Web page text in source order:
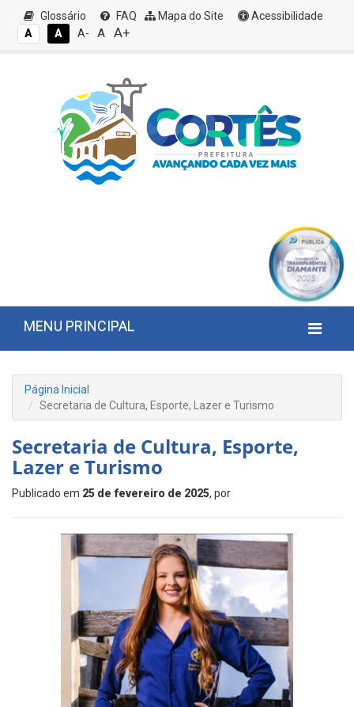
Glossário FAQ Mapa do Site
Acessibilidade
A
A A- A A+
MENU PRINCIPAL
Página Inicial
Secretaria de Cultura, Esporte, Lazer e Turismo
Secretaria de Cultura, Esporte,
Lazer e Turismo
Publicado em 25 de fevereiro de 2025, por